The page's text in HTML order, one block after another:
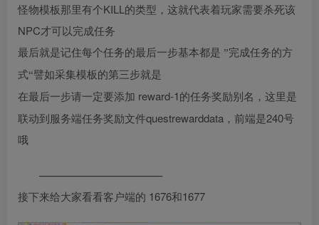
怪物模板那里有个KILL的类型，这就代表着玩家需要杀死该
NPC才可以完成任务
最后就是记住每个任务的最后一步基本都是 ”完成任务的方
式“譬如采集模板的第三步就是
在最后一步请一定要添加 reward-1的任务奖励别名，这里是
联动到服务端任务奖励文件questrewarddata，前端是240号
哦
———————————–
接下来给大家看看客户端的 1676和1677